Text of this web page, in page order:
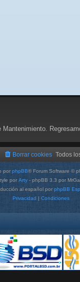
Todos
Borrar cookies
por phpBB® Forum Software ©
por Arty - phpBB 3.3 por
al español por phpBB
Privacidad | Condiciones